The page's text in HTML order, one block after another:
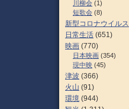
川柳会 (1)
短歌会 (8)
新型コロナウイルス
日常生活 (651)
映画 (770)
日本映画 (354)
現中映 (45)
津波 (366)
火山 (91)
環境 (944)